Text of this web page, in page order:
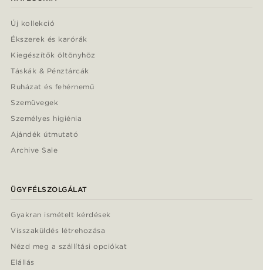
Új kollekció
Ékszerek és karórák
Kiegészítők öltönyhöz
Táskák & Pénztárcák
Ruházat és fehérnemű
Szemüvegek
Személyes higiénia
Ajándék útmutató
Archive Sale
ÜGYFÉLSZOLGÁLAT
Gyakran ismételt kérdések
Visszaküldés létrehozása
Nézd meg a szállítási opciókat
Elállás